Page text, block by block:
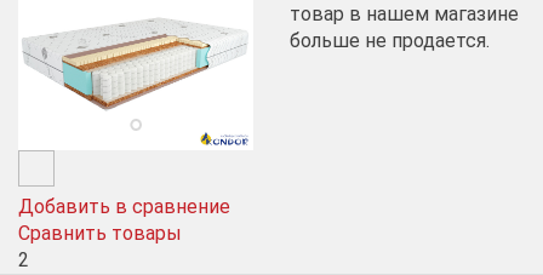
Добавить в сравнение
Сравнить товары
2
товар в нашем магазине
больше не продается.